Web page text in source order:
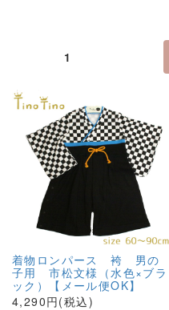
1
着物ロンパース 袴 男の
子用 市松文様（水色×ブラ
ック）【メール便OK】
4,290円(税込)